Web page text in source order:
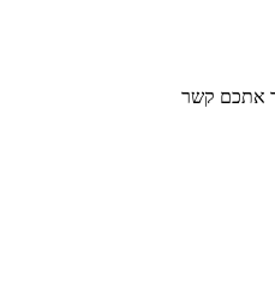
אתכם קשר